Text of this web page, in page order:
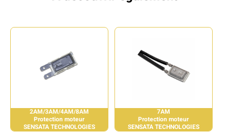
2AM/3AM/4AM/8AM
Protection moteur
SENSATA TECHNOLOGIES
7AM
Protection moteur
SENSATA TECHNOLOGIES